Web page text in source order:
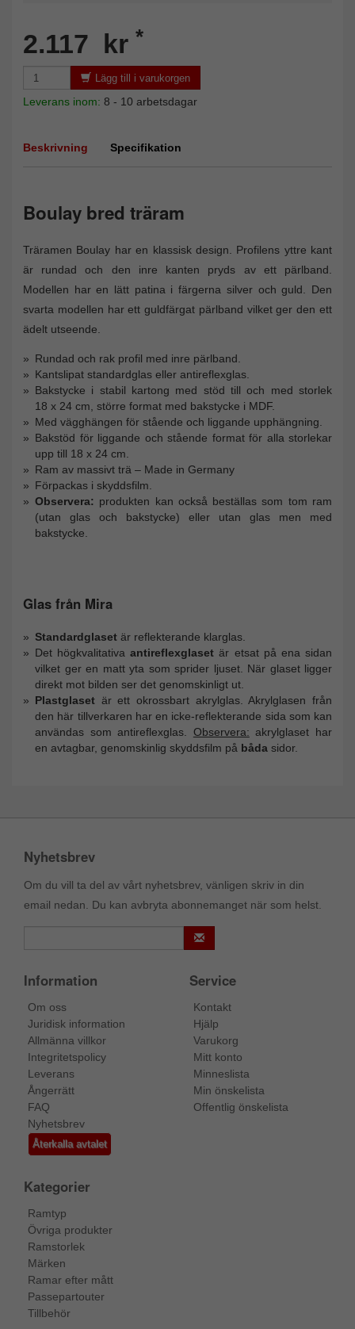
2.117 kr *
Lägg till i varukorgen
Leverans inom: 8 - 10 arbetsdagar
Beskrivning Specifikation
Boulay bred träram
Träramen Boulay har en klassisk design. Profilens yttre kant
är rundad och den inre kanten pryds av ett pärlband.
Modellen har en lätt patina i färgerna silver och guld. Den
svarta modellen har ett guldfärgat pärlband vilket ger den ett
ädelt utseende.
Rundad och rak profil med inre pärlband.
Kantslipat standardglas eller antireflexglas.
Bakstycke i stabil kartong med stöd till och med storlek
18 x 24 cm, större format med bakstycke i MDF.
Med vägghängen för stående och liggande upphängning.
Bakstöd för liggande och stående format för alla storlekar
upp till 18 x 24 cm.
Ram av massivt trä – Made in Germany
Förpackas i skyddsfilm.
Observera: produkten kan också beställas som tom ram
(utan glas och bakstycke) eller utan glas men med
bakstycke.
Glas från Mira
Standardglaset är reflekterande klarglas.
Det högkvalitativaantireflexglaset är etsat på ena sidan
vilket ger en matt yta som sprider ljuset. När glaset ligger
direkt mot bilden ser det genomskinligt ut.
Plastglaset är ett okrossbart akrylglas. Akrylglasen från
den här tillverkaren har en icke-reflekterande sida som kan
användas som antireflexglas. Observera: akrylglaset har
en avtagbar, genomskinlig skyddsfilm på båda sidor.
Nyhetsbrev
Om du vill ta del av vårt nyhetsbrev, vänligen skriv in din
email nedan. Du kan avbryta abonnemanget när som helst.
Information
Om oss
Juridisk information
Allmänna villkor
Integritetspolicy
Leverans
Ångerrätt
FAQ
Nyhetsbrev
Återkalla avtalet
Service
Kontakt
Hjälp
Varukorg
Mitt konto
Minneslista
Min önskelista
Offentlig önskelista
Kategorier
Ramtyp
Övriga produkter
Ramstorlek
Märken
Ramar efter mått
Passepartouter
Tillbehör